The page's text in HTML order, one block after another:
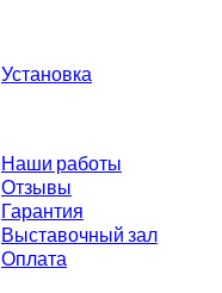
Установка
Наши работы
Отзывы
Гарантия
Выставочный зал
Оплата